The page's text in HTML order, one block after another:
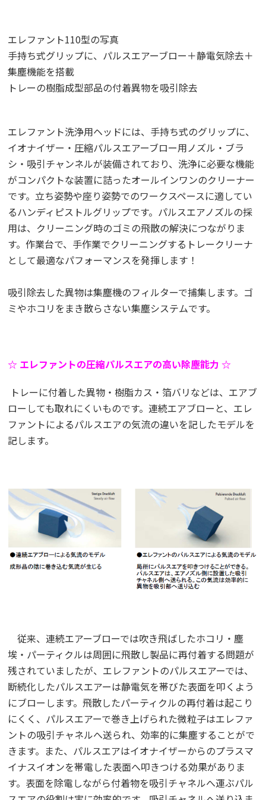
エレファント110型の写真
手持ち式グリップに、パルスエアーブロー＋静電気除去＋
集塵機能を搭載
トレーの樹脂成型部品の付着異物を吸引除去
エレファント洗浄用ヘッドには、手持ち式のグリップに、
イオナイザー・圧縮パルスエアーブロー用ノズル・ブラ
シ・吸引チャンネルが装備されており、洗浄に必要な機能
がコンパクトな装置に詰ったオールインワンのクリーナー
です。立ち姿勢や座り姿勢でのワークスペースに適してい
るハンディピストルグリップです。パルスエアノズルの採
用は、クリーニング時のゴミの飛散の解決につながりま
す。作業台で、手作業でクリーニングするトレークリーナ
として最適なパフォーマンスを発揮します！
吸引除去した異物は集塵機のフィルターで捕集します。ゴ
ミやホコリをまき散らさない集塵システムです。
☆ エレファントの圧縮パルスエアの高い除塵能力 ☆
トレーに付着した異物・樹脂カス・箔バリなどは、エアブ
ローしても取れにくいものです。連続エアブローと、エレ
ファントによるパルスエアの気流の違いを記したモデルを
記します。
従来、連続エアーブローでは吹き飛ばしたホコリ・塵
埃・パーティクルは周囲に飛散し製品に再付着する問題が
残されていましたが、エレファントのパルスエアーでは、
断続化したパルスエアーは静電気を帯びた表面を叩くよう
にブローします。飛散したパーティクルの再付着は起こり
にくく、パルスエアーで巻き上げられた微粒子はエレファ
ントの吸引チャネルへ送られ、効率的に集塵することがで
きます。また、パルスエアはイオナイザーからのプラスマ
イナスイオンを帯電した表面へ叩きつける効果がありま
す。表面を除電しながら付着物を吸引チャネルへ運ぶパル